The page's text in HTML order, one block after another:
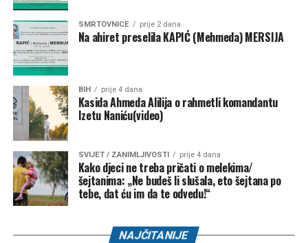
SMRTOVNICE prije 2 dana
Na ahiret preselila KAPIĆ (Mehmeda) MERSIJA
BIH prije 4 dana
Kasida Ahmeda Alilija o rahmetli komandantu
Izetu Naniću(video)
SVIJET / ZANIMLJIVOSTI prije 4 dana
Kako djeci ne treba pričati o melekima/
šejtanima: „Ne budeš li slušala, eto šejtana po
tebe, dat ću im da te odvedu!“
NAJČITANIJE